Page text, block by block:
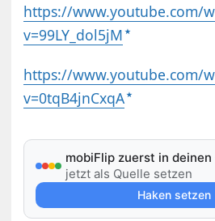
https://www.youtube.com/
v=99LY_dol5jM
https://www.youtube.com/
v=0tqB4jnCxqA
mobiFlip zuerst in deinen
jetzt als Quelle setzen
Haken